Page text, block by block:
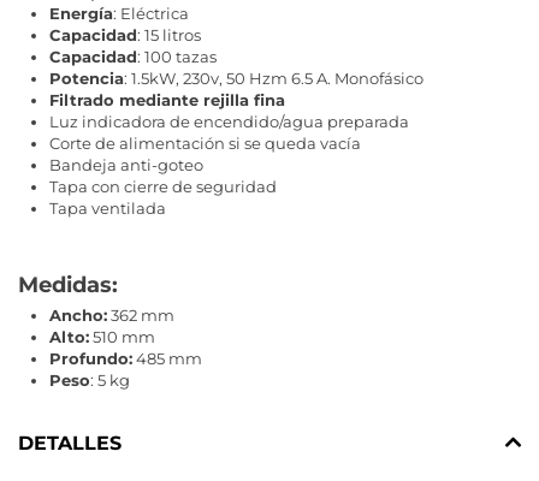
Energía: Eléctrica
Capacidad: 15 litros
Capacidad: 100 tazas
Potencia: 1.5kW, 230v, 50 Hzm 6.5 A. Monofásico
Filtrado mediante rejilla fina
Luz indicadora de encendido/agua preparada
Corte de alimentación si se queda vacía
Bandeja anti-goteo
Tapa con cierre de seguridad
Tapa ventilada
Medidas:
Ancho:362 mm
Alto:510 mm
Profundo:485 mm
Peso: 5 kg
DETALLES